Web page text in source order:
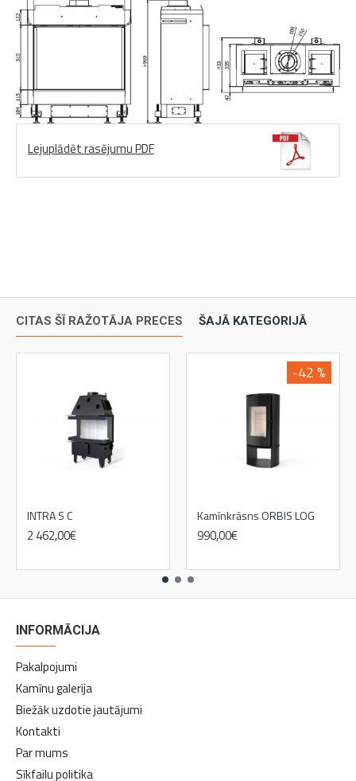
Lejuplādēt rasējumu PDF
CITAS ŠĪ RAŽOTĀJA PRECES ŠAJĀ KATEGORIJĀ
INTRA S C
2 462,00€
-42 %
Kamīnkrāsns ORBIS LOG
990,00€
INFORMĀCIJA
Pakalpojumi
Kamīnu galerija
Biežāk uzdotie jautājumi
Kontakti
Par mums
Sīkfailu politika